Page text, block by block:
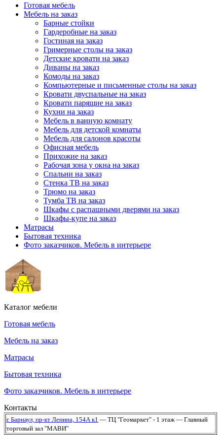
Готовая мебель
Мебель на заказ
Барные стойки
Гардеробные на заказ
Гостиная на заказ
Гримерные столы на заказ
Детские кровати на заказ
Диваны на заказ
Комоды на заказ
Компьютерные и письменные столы на заказ
Кровати двуспальные на заказ
Кровати парящие на заказ
Кухни на заказ
Мебель в ванную комнату
Мебель для детской комнаты
Мебель для салонов красоты
Офисная мебель
Прихожие на заказ
Рабочая зона у окна на заказ
Спальни на заказ
Стенка ТВ на заказ
Трюмо на заказ
Тумба ТВ на заказ
Шкафы с распашными дверями на заказ
Шкафы-купе на заказ
Матрасы
Бытовая техника
Фото заказчиков. Мебель в интерьере
Каталог мебели
Готовая мебель
Мебель на заказ
Матрасы
Бытовая техника
Фото заказчиков. Мебель в интерьере
Контакты
г. Барнаул, пр-кт Ленина, 154А к1 — ТЦ "Геомаркет" - 1 этаж — Главный
торговый зал "МАВИ"